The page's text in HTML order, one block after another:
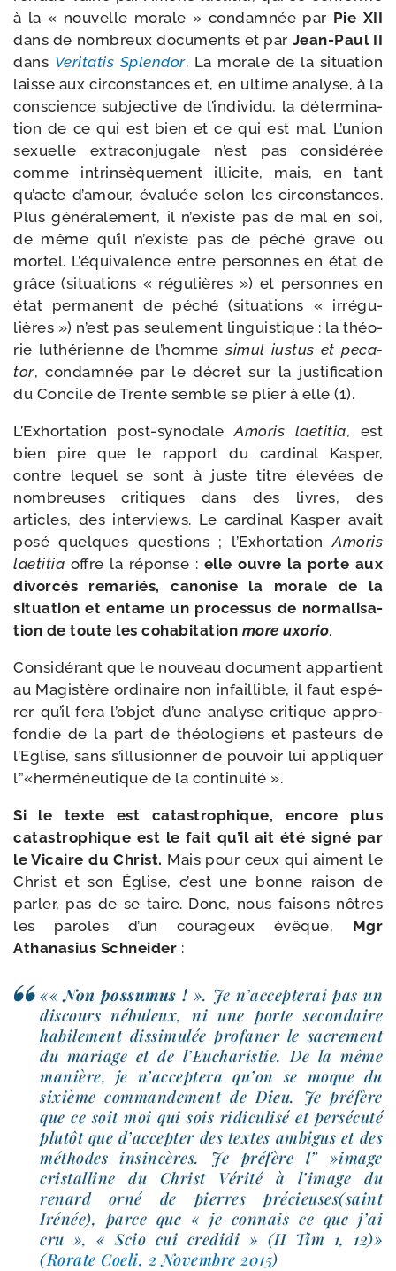
à la « nou­velle morale » condam­née par Pie XII
dans de nom­breux docu­ments et par Jean-​Paul II
dans Veritatis Splendor. La morale de la situa­tion
laisse aux cir­cons­tances et, en ultime ana­lyse, à la
conscience sub­jec­tive de l’in­di­vi­du, la déter­mi­na­
tion de ce qui est bien et ce qui est mal. L’union
sexuelle extracon­ju­gale n’est pas consi­dé­rée
comme intrin­sè­que­ment illi­cite, mais, en tant
qu’acte d’a­mour, éva­luée selon les cir­cons­tances.
Plus géné­ra­le­ment, il n’existe pas de mal en soi,
de même qu’il n’existe pas de péché grave ou
mor­tel. L’équivalence entre per­sonnes en état de
grâce (situa­tions « régu­lières ») et per­sonnes en
état per­ma­nent de péché (situa­tions « irré­gu­
lières ») n’est pas seule­ment lin­guis­tique : la théo­
rie luthé­rienne de l’hommesimul ius­tus et peca­
tor, condam­née par le décret sur la jus­ti­fi­ca­tion
du Concile de Trente semble se plier à elle (1).
L’Exhortation post-​synodaleAmoris lae­ti­tia, est
bien pire que le rap­port du car­di­nal Kasper,
contre lequel se sont à juste titre éle­vées de
nom­breuses cri­tiques dans des livres, des
articles, des inter­views. Le car­di­nal Kasper avait
posé quelques ques­tions ; l’ExhortationAmoris
lae­ti­tia offre la réponse : elle ouvre la porte aux
divor­cés rema­riés, cano­nise la morale de la
situa­tion et entame un pro­ces­sus de nor­ma­li­sa­
tion de toute les coha­bi­ta­tion more uxo­rio.
Considérant que le nou­veau docu­ment appar­tient
au Magistère ordi­naire non infaillible, il faut espé­
rer qu’il fera l’ob­jet d’une ana­lyse cri­tique appro­
fon­die de la part de théo­lo­giens et pas­teurs de
l’Eglise, sans s’illu­sion­ner de pou­voir lui appli­quer
l”«herméneutique de la continuité ».
Si le texte est catas­tro­phique, encore plus
catas­tro­phique est le fait qu’il ait été signé par
le Vicaire du Christ. Mais pour ceux qui aiment le
Christ et son Église, c’est une bonne rai­son de
par­ler, pas de se taire. Donc, nous fai­sons nôtres
les paroles d’un cou­ra­geux évêque, Mgr
Athanasius Schneider :
««Non pos­su­mus ! ». Je n’ac­cep­te­rai pas un
dis­cours nébu­leux, ni une porte secon­daire
habi­le­ment dis­si­mu­lée pro­fa­ner le sacre­ment
du mariage et de l’Eucharistie. De la même
manière, je n’ac­cep­te­ra qu’on se moque du
sixième com­man­de­ment de Dieu. Je pré­fère
que ce soit moi qui sois ridi­cu­li­sé et per­sé­cu­té
plu­tôt que d’ac­cep­ter des textes ambi­gus et des
méthodes insin­cères. Je pré­fère l” »image
cris­tal­line du Christ Vérité à l’i­mage du
renard orné de pierres précieuses(saint
Irénée), parce que « je connais ce que j’ai
cru », « Scio cui cre­di­di » (II Tim 1, 12)»
(Rorate Coeli, 2 Novembre 2015)